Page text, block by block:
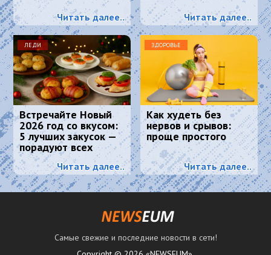
Читать далее.. Читать далее..
ЛЕДИ
Встречайте Новый
2026 год со вкусом:
5 лучших закусок —
порадуют всех
гостей и Огненную
ЛошадьЧитать далее..
ЗДОРОВЬЕ
Как худеть без
нервов и срывов:
проще простого
Читать далее..
Самые свежие и последние новости в сети!